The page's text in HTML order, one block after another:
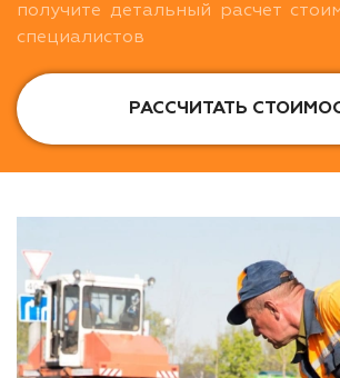
получите детальный расчет
специалистов
РАССЧИТАТЬ